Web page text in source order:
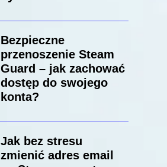
Bezpieczne
przenoszenie Steam
Guard – jak zachować
dostęp do swojego
konta?
Jak bez stresu
zmienić adres email